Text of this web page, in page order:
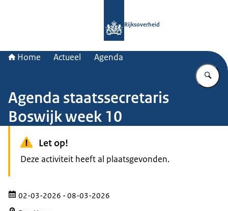
Rijksoverheid
Home Actueel Agenda
Agenda staatssecretaris
Boswijk week 10
Let op!
Deze activiteit heeft al plaatsgevonden.
02-03-2026 - 08-03-2026